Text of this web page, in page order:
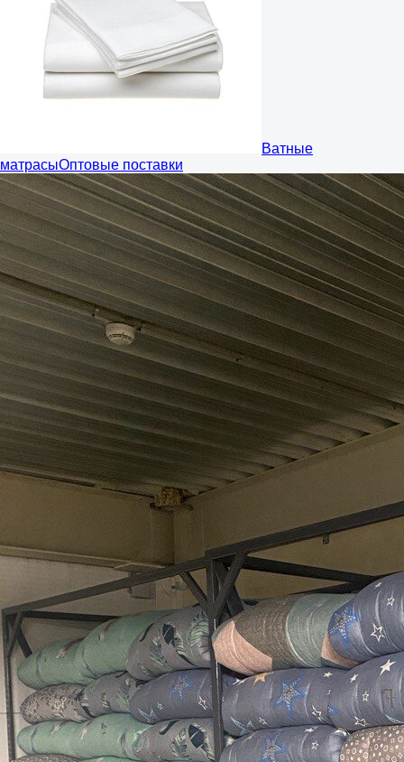
Ватные
матрасыОптовые поставки